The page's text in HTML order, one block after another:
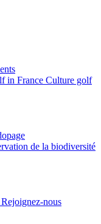
in France Culture golf
de la biodiversité
Rejoignez-nous